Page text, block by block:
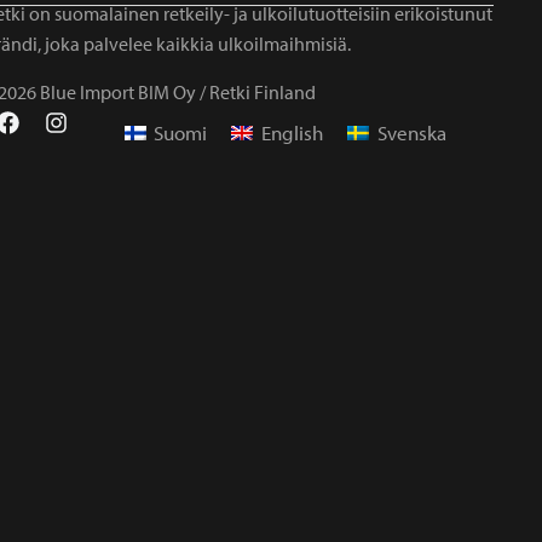
on suomalainen retkeily- ja ulkoilutuotteisiin erikoistunut
joka palvelee kaikkia ulkoilmaihmisiä.
Blue Import BIM Oy / Retki Finland
Suomi English Svenska